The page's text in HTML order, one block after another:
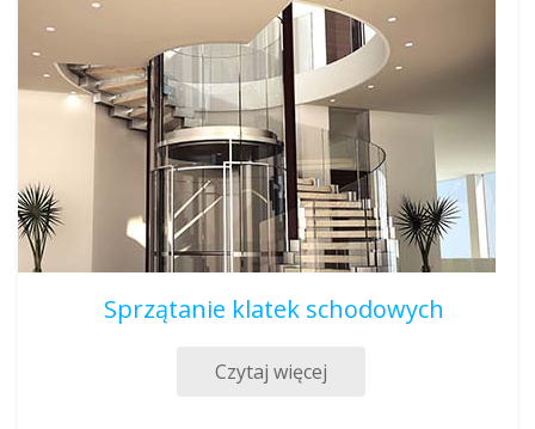
Sprzątanie klatek schodowych
Czytaj więcej